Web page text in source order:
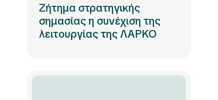
Ζήτημα στρατηγικής
σημασίας η συνέχιση της
λειτουργίας της ΛΑΡΚΟ